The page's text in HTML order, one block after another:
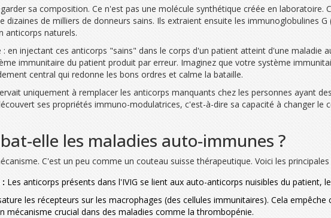
sa composition. Ce n'est pas une molécule synthétique créée en laboratoire.
dizaines de milliers de donneurs sains. Ils extraient ensuite les immunoglobulines
anticorps naturels.
en injectant ces anticorps "sains" dans le corps d'un patient atteint d'une maladie
immunitaire du patient produit par erreur. Imaginez que votre système
central qui redonne les bons ordres et calme la bataille.
uniquement à remplacer les anticorps manquants chez les personnes ayant
ses propriétés immuno-modulatrices, c'est-à-dire sa capacité à changer
elle les maladies auto-immunes ?
C'est un peu comme un couteau suisse thérapeutique. Voici les
Les anticorps présents dans l'IVIG se lient aux auto-anticorps nuisibles du patient,
les récepteurs sur les macrophages (des cellules immunitaires). Cela
mécanisme crucial dans des maladies comme la thrombopénie.